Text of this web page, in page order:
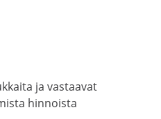
ja vastaavat
hinnoista